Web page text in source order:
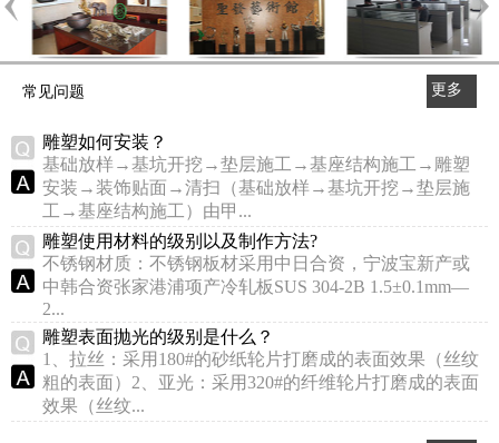
常见问题
更多
雕塑如何安装？
基础放样→基坑开挖→垫层施工→基座结构施工→雕塑
安装→装饰贴面→清扫（基础放样→基坑开挖→垫层施
工→基座结构施工）由甲...
雕塑使用材料的级别以及制作方法?
不锈钢材质：不锈钢板材采用中日合资，宁波宝新产或
中韩合资张家港浦项产冷轧板SUS 304-2B 1.5±0.1mm—
2...
雕塑表面抛光的级别是什么？
1、拉丝：采用180#的砂纸轮片打磨成的表面效果（丝纹
粗的表面）2、亚光：采用320#的纤维轮片打磨成的表面
效果（丝纹...